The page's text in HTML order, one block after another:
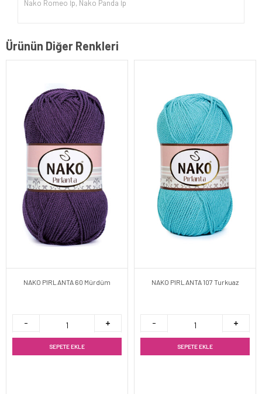
Nako Romeo İp, Nako Panda İp
Ürünün Diğer Renkleri
NAKO PIRLANTA 60 Mürdüm
SEPETE EKLE
NAKO PIRLANTA 107 Turkuaz
SEPETE EKLE